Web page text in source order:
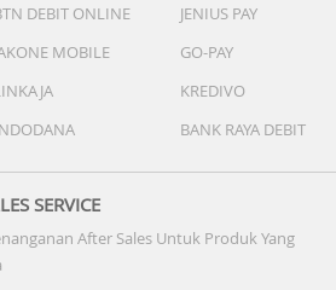
DEBIT ONLINE
JENIUS PAY
MOBILE
GO-PAY
KREDIVO
BANK RAYA DEBIT
SERVICE
After Sales Untuk Produk Yang